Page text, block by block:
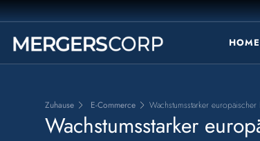
HOME
Zuhause E-Commerce Wachstumsstarker
Wachstumsstarker